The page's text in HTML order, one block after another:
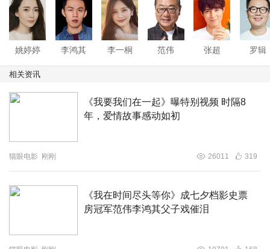
侣们不能出门欢庆，七夕便也成为今年第一个能够正常过节
的情人节。这样特殊的日子里，和最爱的人一起去看第一场
爱情电影，更加加磅了七夕看电影《我在时间尽头等你》的
已超过1000万，成为影院复工后首部预售破千万的新片。
猫眼、淘票票双票务平台想看人数累计近120万，领先于所
有待映新片。期待电影上映后，在全国掀起一场关于“时间
电影《我在时间尽头等你》由姚婷婷执导，江志强监制，李
鸿其、李一桐主演，根据郑执同名原著小说改编。阿里巴巴
影业集团、宸铭影业（上海）有限公司、安乐影片有限公
姚婷婷 李鸿其 李一桐 范伟 张超 罗辑
相关资讯
《我要我们在一起》曝特别视频 时隔8
年，爱情故事感动如初
猫眼电影 刚刚 26011 319
《我在时间尽头等你》成七夕档影史票
房冠军范伟李鸿其父子戏催泪